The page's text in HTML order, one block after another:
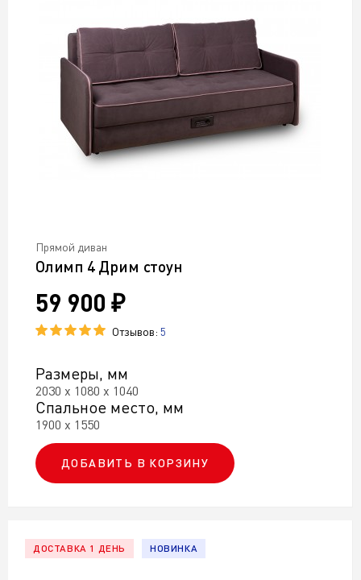
Прямой диван
Олимп 4 Дрим стоун
59 900 ₽
Отзывов: 5
Размеры, мм
2030 х 1080 х 1040
Спальное место, мм
1900 х 1550
ДОБАВИТЬ В КОРЗИНУ
ДОСТАВКА 1 ДЕНЬ НОВИНКА